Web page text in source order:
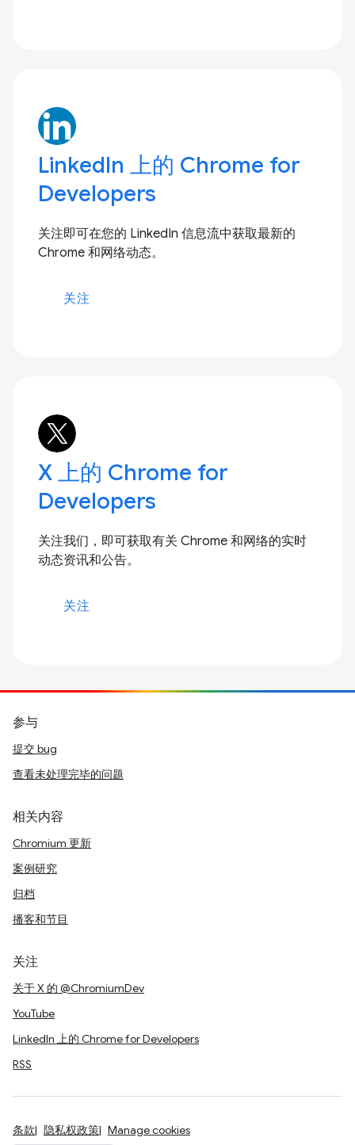
LinkedIn 上的 Chrome for
Developers
关注即可在您的 LinkedIn 信息流中获取最新的
Chrome 和网络动态。
关注
X 上的 Chrome for
Developers
关注我们，即可获取有关 Chrome 和网络的实时
动态资讯和公告。
关注
参与
提交 bug
查看未处理完毕的问题
相关内容
Chromium 更新
案例研究
归档
播客和节目
关注
关于 X 的 @ChromiumDev
YouTube
LinkedIn 上的 Chrome for Developers
RSS
条款 隐私权政策 Manage cookies